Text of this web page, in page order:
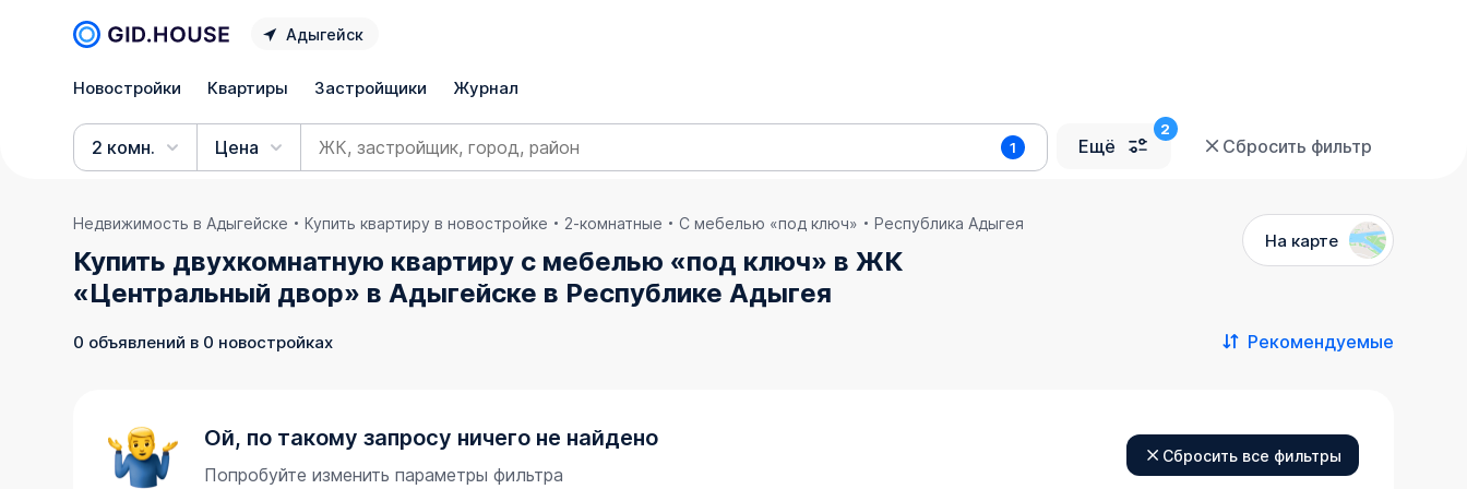
Адыгейск
Новостройки Квартиры Застройщики Журнал
2 комн. Цена 1 Ещё Сбросить фильтр
Недвижимость в Адыгейске Купить квартиру в новостройке 2-комнатные С мебелью «под ключ» Республика Адыгея
Купить двухкомнатную квартиру с мебелью «под ключ» в ЖК
«Центральный двор» в Адыгейске в Республике Адыгея
На карте
0 объявлений в 0 новостройках Рекомендуемые
Ой, по такому запросу ничего не найдено
Попробуйте изменить параметры фильтра
Сбросить все фильтры